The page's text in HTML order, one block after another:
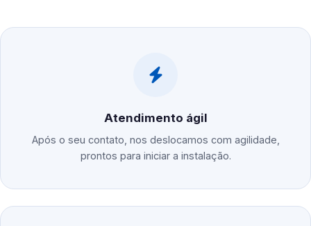
Atendimento ágil
Após o seu contato, nos deslocamos com agilidade,
prontos para iniciar a instalação.